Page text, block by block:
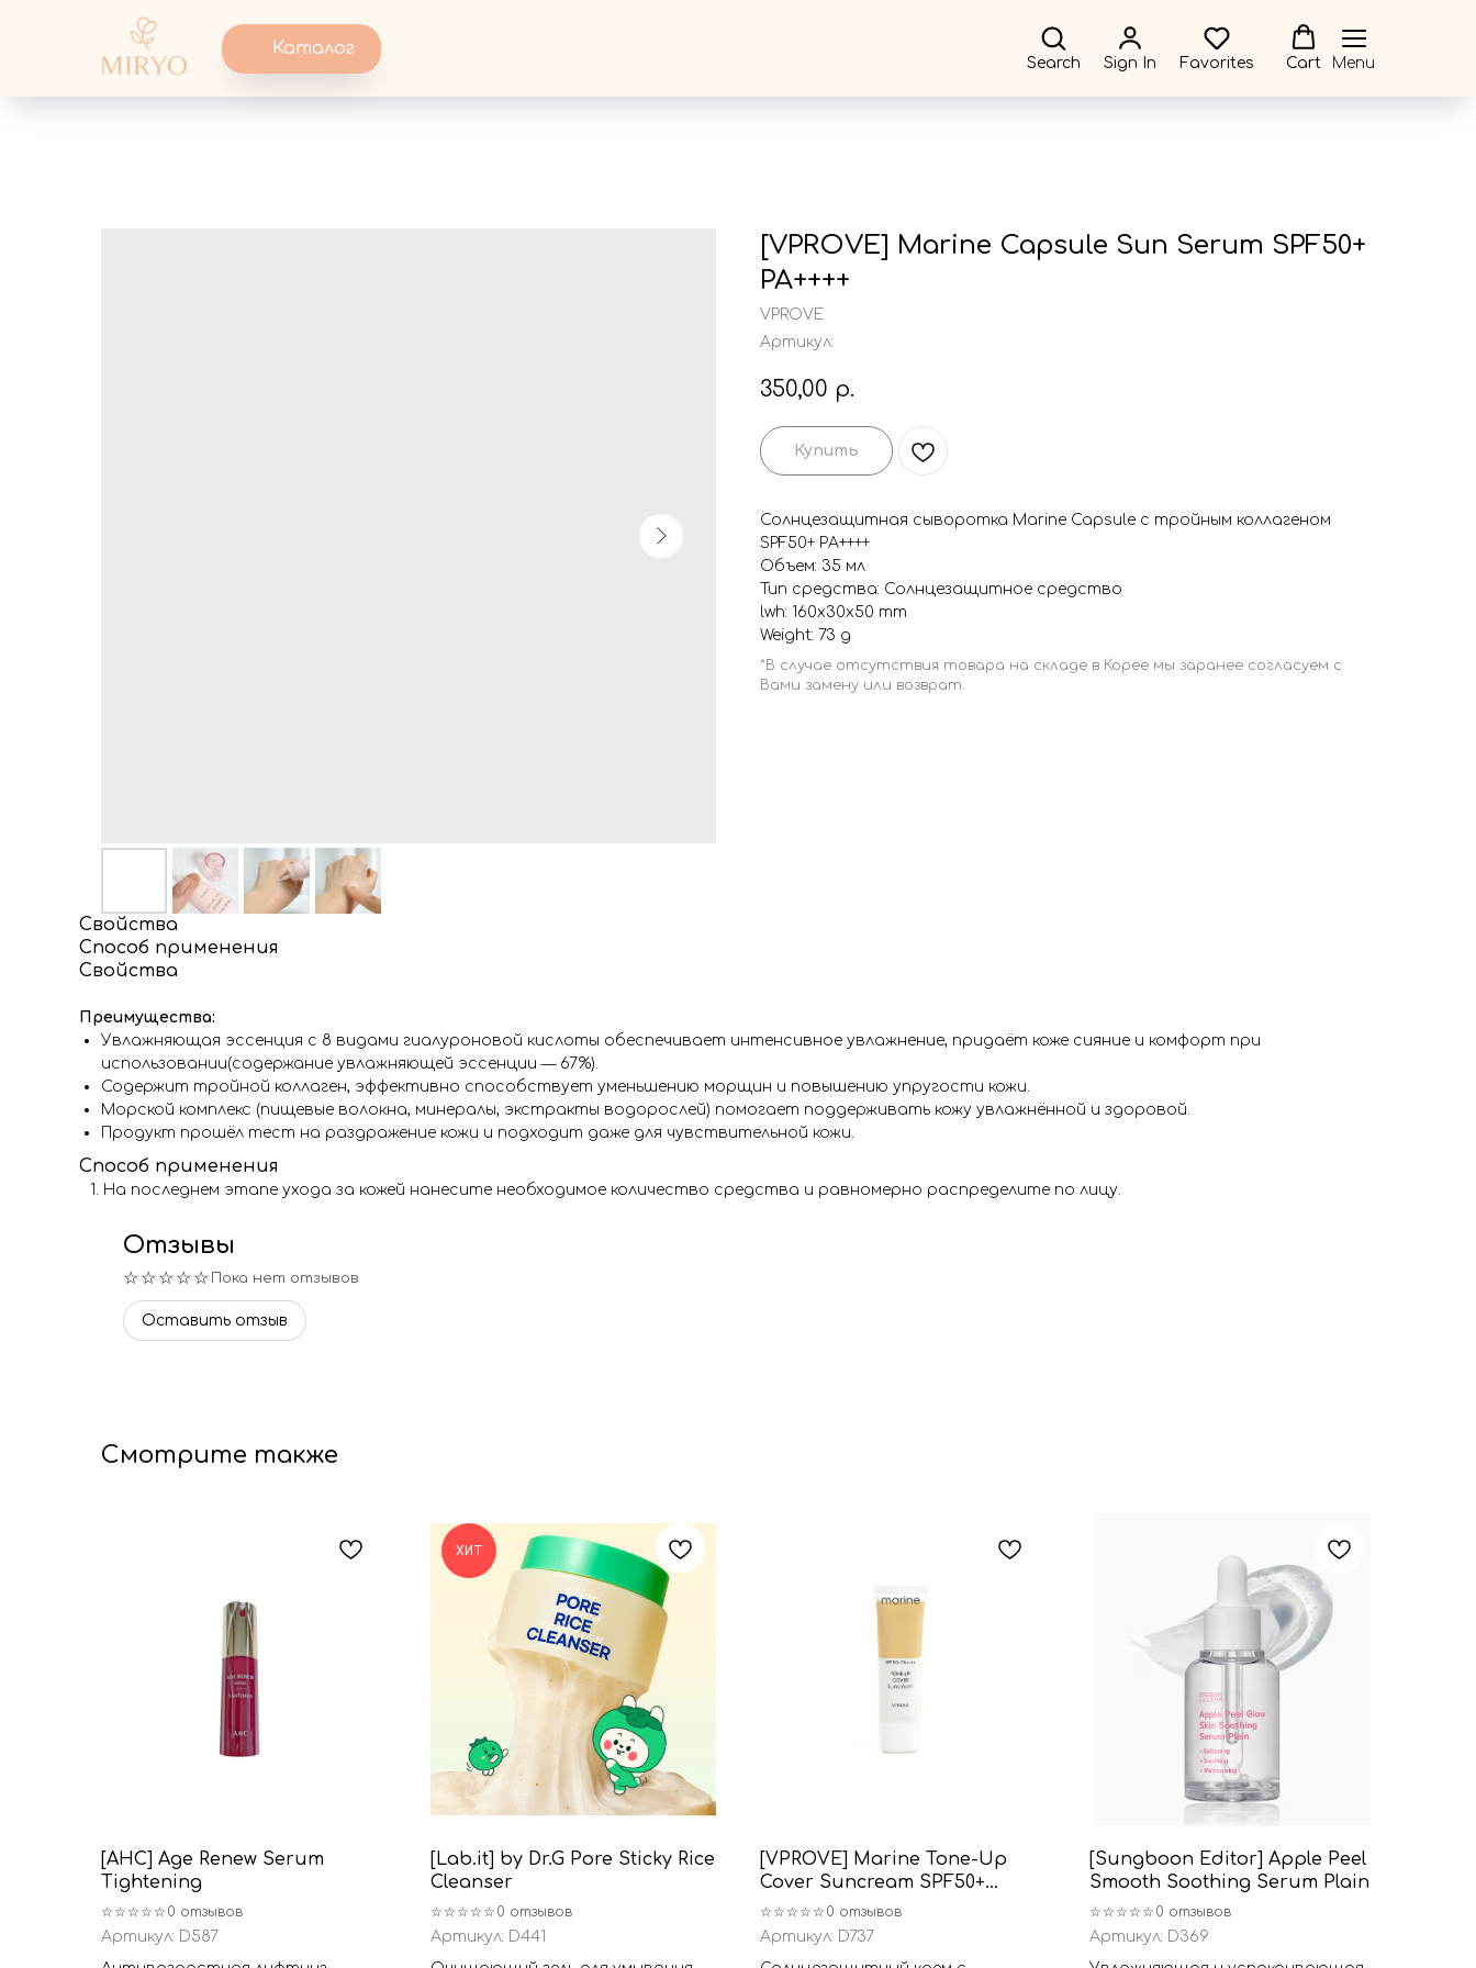
Каталог
Search Sign In Favorites Cart Menu
[VPROVE] Marine Capsule Sun Serum SPF50+
PA++++
VPROVE
Артикул:
350,00 р.
Купить
Солнцезащитная сыворотка Marine Capsule с тройным коллагеном
SPF50+ PA++++
Объем: 35 мл
Тип средства: Солнцезащитное средство
lwh: 160x30x50 mm
Weight: 73 g
Свойства
Способ применения
Свойства
Преимущества:
Увлажняющая эссенция с 8 видами гиалуроновой кислоты обеспечивает интенсивное увлажнение, придаёт коже сияние и комфорт при
использовании(содержание увлажняющей эссенции — 67%).
Содержит тройной коллаген, эффективно способствует уменьшению морщин и повышению упругости кожи.
Морской комплекс (пищевые волокна, минералы, экстракты водорослей) помогает поддерживать кожу увлажнённой и здоровой.
Продукт прошёл тест на раздражение кожи и подходит даже для чувствительной кожи.
Способ применения
На последнем этапе ухода за кожей нанесите необходимое количество средства и равномерно распределите по лицу.
Отзывы
☆☆☆☆☆ Пока нет отзывов
Оставить отзыв
Смотрите также
[AHC] Age Renew Serum
Tightening
☆☆☆☆☆ 0 отзывов
Артикул: D587
ХИТ
[Lab.it] by Dr.G Pore Sticky Rice
Cleanser
☆☆☆☆☆ 0 отзывов
Артикул: D441
[VPROVE] Marine Tone-Up
Cover Suncream SPF50+
PA++++
☆☆☆☆☆ 0 отзывов
Артикул: D737
[Sungboon Editor] Apple Peel
Smooth Soothing Serum Plain
☆☆☆☆☆ 0 отзывов
Артикул: D369